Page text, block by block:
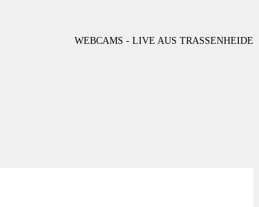
WEBCAMS - LIVE AUS TRASSENHEIDE